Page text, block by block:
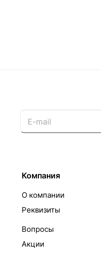
Компания
О компании
Реквизиты
Вопросы
Акции